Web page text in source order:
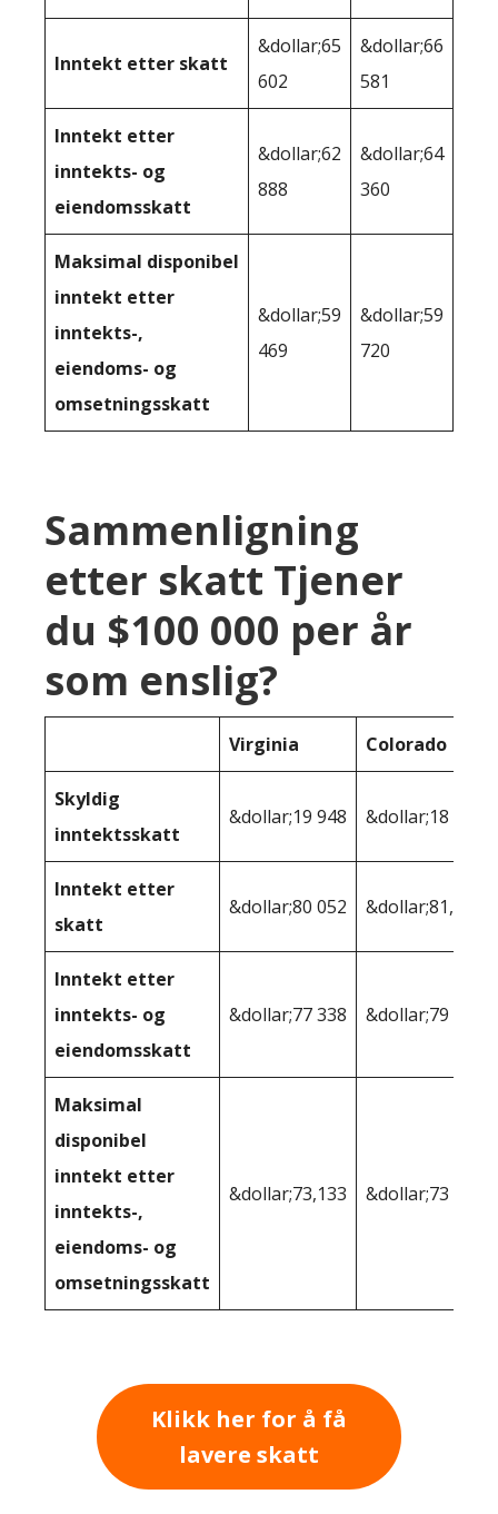
Inntekt etter skatt
&dollar;65
602
&dollar;66
581
Inntekt etter
inntekts- og
eiendomsskatt
&dollar;62
888
&dollar;64
360
Maksimal disponibel
inntekt etter
inntekts-,
eiendoms- og
omsetningsskatt
&dollar;59
469
&dollar;59
720
Sammenligning
etter skatt Tjener
du $100 000 per år
som enslig?
Virginia Colorado
Skyldig
inntektsskatt
&dollar;19 948 &dollar;18 729
Inntekt etter
skatt
&dollar;80 052 &dollar;81,271
Inntekt etter
inntekts- og
eiendomsskatt
&dollar;77 338 &dollar;79 050
Maksimal
disponibel
inntekt etter
inntekts-,
eiendoms- og
omsetningsskatt
&dollar;73,133 &dollar;73 350
Klikk her for å få
lavere skatt